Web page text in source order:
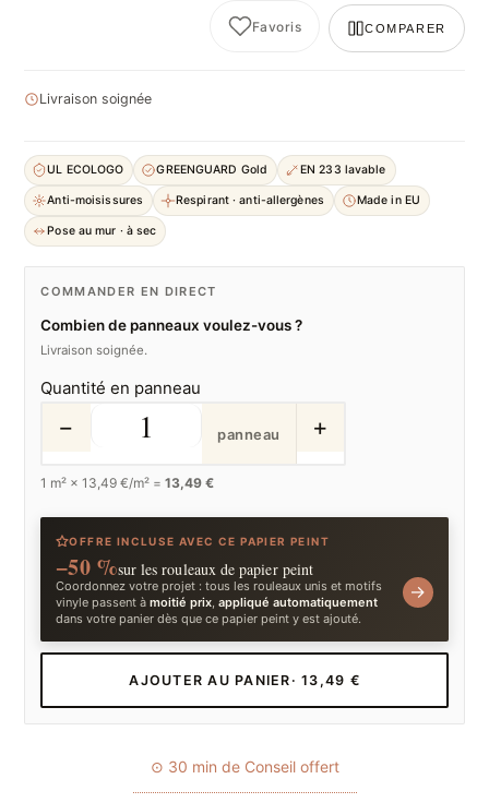
Favoris COMPARER
Livraison soignée
UL ECOLOGO GREENGUARD Gold EN 233 lavable
Anti-moisissures Respirant · anti-allergènes Made in EU
Pose au mur · à sec
COMMANDER EN DIRECT
Combien de panneaux voulez-vous ?
Livraison soignée.
Quantité en panneau
− panneau +
1 m² ×13,49 €/m² =13,49 €
OFFRE INCLUSE AVEC CE PAPIER PEINT
−50 %sur les rouleaux de papier peint
Coordonnez votre projet : tous les rouleaux unis et motifs
vinyle passent àmoitié prix,appliqué automatiquement
dans votre panier dès que ce papier peint y est ajouté.
→
AJOUTER AU PANIER · 13,49 €
⊙ 30 min de Conseil offert